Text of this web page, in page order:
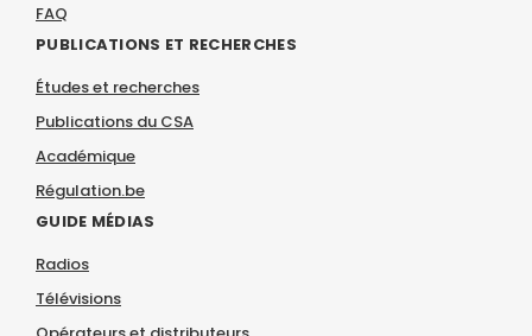
FAQ
PUBLICATIONS ET RECHERCHES
Études et recherches
Publications du CSA
Académique
Régulation.be
GUIDE MÉDIAS
Radios
Télévisions